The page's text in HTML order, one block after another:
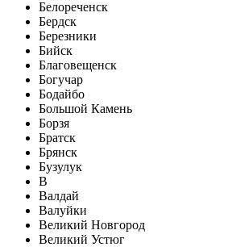
Белореченск
Бердск
Березники
Бийск
Благовещенск
Богучар
Бодайбо
Большой Камень
Борзя
Братск
Брянск
Бузулук
В
Валдай
Валуйки
Великий Новгород
Великий Устюг